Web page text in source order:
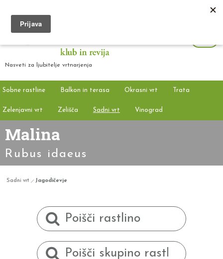
Nasveti za ljubitelje vrtnarjenja
Sobne rastline Balkon in terasa Okrasni vrt Trata
Zelenjavni vrt Zelišča Sadni vrt Vinograd
Malina
Rubus idaeus
Sadni vrt Jagodičevje